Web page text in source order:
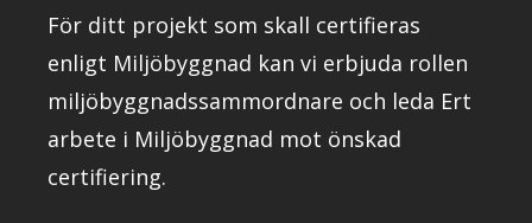
För ditt projekt som skall certifieras
enligt Miljöbyggnad kan vi erbjuda rollen
miljöbyggnadssammordnare och leda Ert
arbete i Miljöbyggnad mot önskad
certifiering.